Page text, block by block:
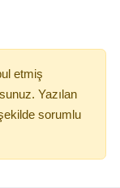
etmiş
Yazılan
sorumlu